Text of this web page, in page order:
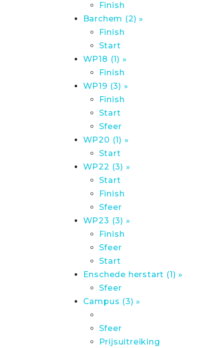
Finish
Barchem (2) »
Finish
Start
WP18 (1) »
Finish
WP19 (3) »
Finish
Start
Sfeer
WP20 (1) »
Start
WP22 (3) »
Start
Finish
Sfeer
WP23 (3) »
Finish
Sfeer
Start
Enschede herstart (1) »
Sfeer
Campus (3) »
Sfeer
Prijsuitreiking